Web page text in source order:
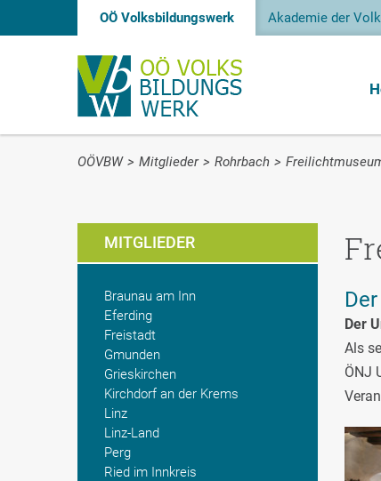
OÖ Volksbildungswerk Akademie der
OÖVBW > Mitglieder > Rohrbach >
Der
Als
ÖNJ
MITGLIEDER
Braunau am Inn
Eferding
Freistadt
Gmunden
Grieskirchen
Kirchdorf an der Krems
Linz
Linz-Land
Perg
Ried im Innkreis